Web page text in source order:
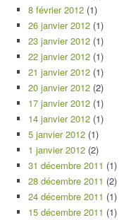
8 février 2012 (1)
26 janvier 2012 (1)
23 janvier 2012 (1)
22 janvier 2012 (1)
21 janvier 2012 (1)
20 janvier 2012 (2)
17 janvier 2012 (1)
14 janvier 2012 (1)
5 janvier 2012 (1)
1 janvier 2012 (2)
31 décembre 2011 (1)
28 décembre 2011 (2)
24 décembre 2011 (1)
15 décembre 2011 (1)